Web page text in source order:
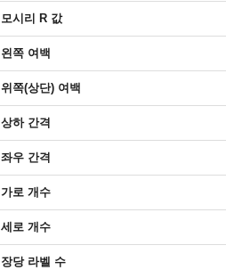
모시리 R 값
왼쪽 여백
위쪽(상단) 여백
상하 간격
좌우 간격
가로 개수
세로 개수
장당 라벨 수